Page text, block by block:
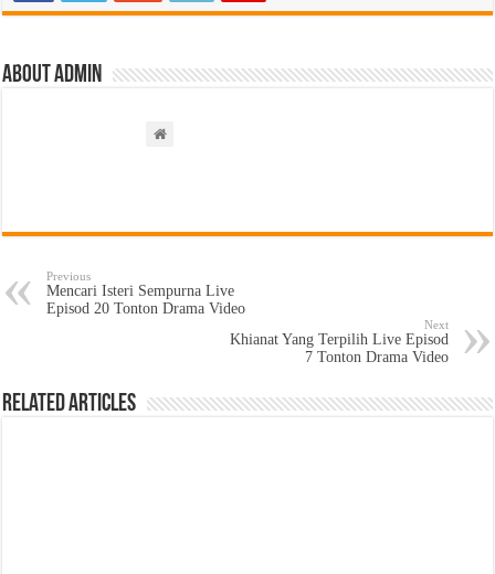
About admin
Previous
Mencari Isteri Sempurna Live
Episod 20 Tonton Drama Video
Next
Khianat Yang Terpilih Live Episod
7 Tonton Drama Video
Related Articles